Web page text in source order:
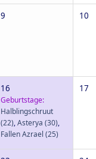
9 10
16
Geburtstage:
Halblingschruut
(22),Asterya (30),
Fallen Azrael (25)
17